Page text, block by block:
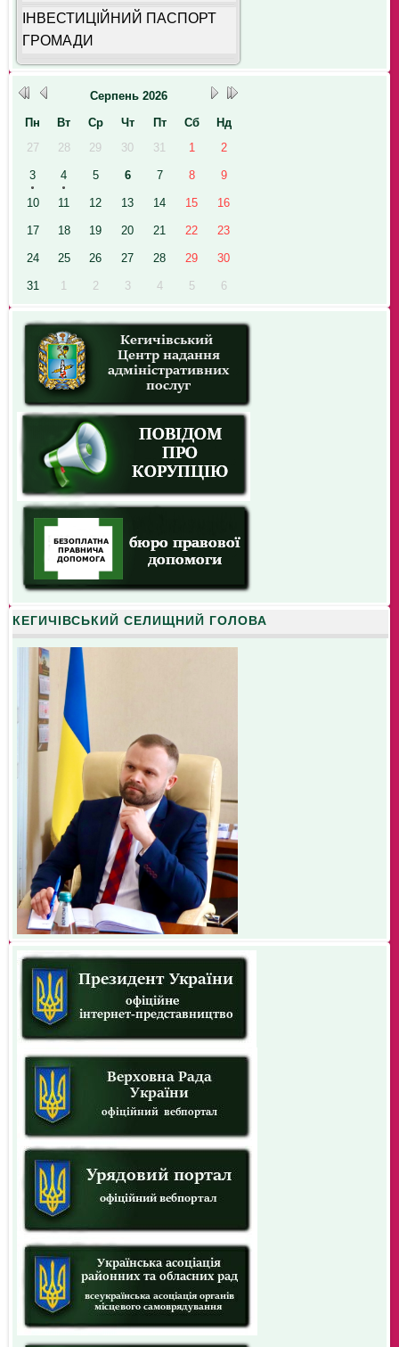
ІНВЕСТИЦІЙНИЙ ПАСПОРТ
ГРОМАДИ
Серпень 2026
Пн
Вт Ср Чт Пт Сб
Нд
27
28 29 30 31 1 2
3 4 5 6 7 8 9
10 11 12 13 14 15 16
17 18 19 20 21 22 23
24 25 26 27 28 29 30
31 1 2 3 4 5 6
КЕГИЧІВСЬКИЙ СЕЛИЩНИЙ ГОЛОВА